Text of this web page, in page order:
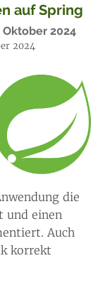
auf Spring
Oktober 2024
2024
die
und einen
Auch
korrekt